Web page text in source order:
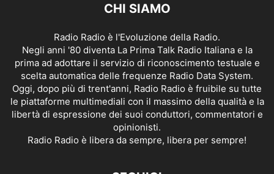
CHI SIAMO
Radio Radio è l'Evoluzione della Radio.
Negli anni '80 diventa La Prima Talk Radio Italiana e la
prima ad adottare il servizio di riconoscimento testuale e
scelta automatica delle frequenze Radio Data System.
Oggi, dopo più di trent'anni, Radio Radio è fruibile su tutte
le piattaforme multimediali con il massimo della qualità e la
libertà di espressione dei suoi conduttori, commentatori e
opinionisti.
Radio Radio è libera da sempre, libera per sempre!